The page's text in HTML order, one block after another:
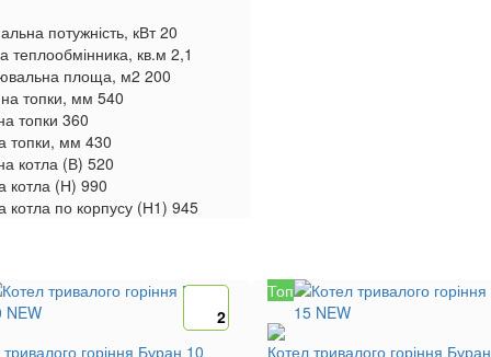
потужність, кВт 20
теплообмінника, кв.м 2,1
площа, м2 200
топки, мм 540
топки 360
топки, мм 430
котла (В) 520
котла (Н) 990
котла по корпусу (Н1) 945
2
горіння Буран 10
Топ
Котел тривалого горіння